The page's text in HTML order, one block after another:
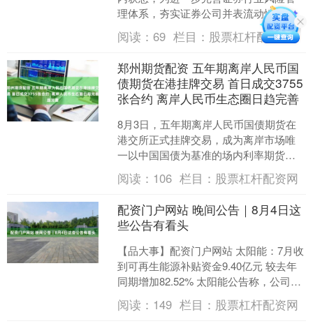
理体系，夯实证券公司并表流动性风险
管理基础，中证协对《证券公司流动性
风险管理指引》（下称《指....
阅读：69 栏目： 股票杠杆配资网
郑州期货配资 五年期离岸人民币国
债期货在港挂牌交易 首日成交3755
张合约 离岸人民币生态圈日趋完善
8月3日，五年期离岸人民币国债期货在
港交所正式挂牌交易，成为离岸市场唯
一以中国国债为基准的场内利率期货。
从产品功能看，“债券通”解决了境外机构
投资现券的渠道问题....
阅读： 106 栏目： 股票杠杆配资网
配资门户网站 晚间公告｜8月4日这
些公告有看头
【品大事】配资门户网站 太阳能：7月收
到可再生能源补贴资金9.40亿元 较去年
同期增加82.52% 太阳能公告称，公司
2026年7月共收到可再生能源补贴资金
9.....
阅读： 149 栏目： 股票杠杆配资网